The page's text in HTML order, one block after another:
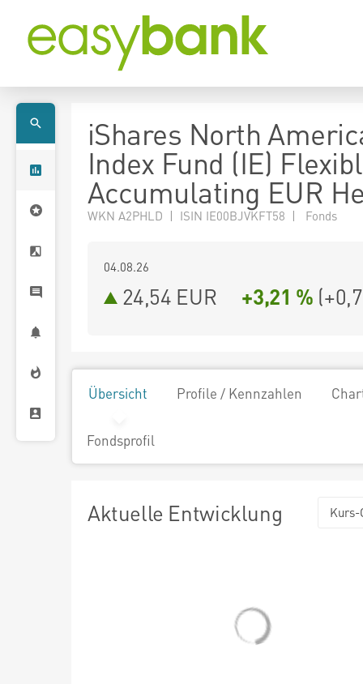
iShares North
Index Fund (IE)
Accumulating EUR
WKN A2PHLD | ISIN IE00BJVKFT58 | Fonds
04.08.26
24,54 EUR +3,21 % (
Übersicht Profile / Kennzahlen
Fondsprofil
Aktuelle Entwicklung Kurs-